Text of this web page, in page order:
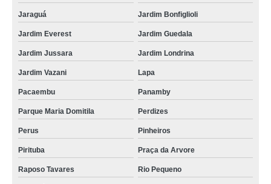
gráfica de cordão para crachá em poliéster São Domingos
gráfica de cordão em poliéster para crachá Cajamar
empresas que fazem cordão de crachá Vila Cordeiro
gráfica de fábrica de cordão para crachá Vila Uberabinha
empresas que fazem cordão para crachá digital Ibirapuera
cordão de crachá poliéster orçamento Vila Sônia
Jaraguá Jardim Bonfiglioli
Jardim Everest Jardim Guedala
Jardim Jussara Jardim Londrina
Jardim Vazani Lapa
Pacaembu Panamby
Parque Maria Domitila Perdizes
Perus Pinheiros
Pirituba Praça da Arvore
Raposo Tavares Rio Pequeno